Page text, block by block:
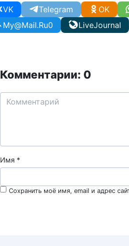
VK Telegram
OK
LiveJournal
My@Mail.Ru0
Комментарии: 0
Имя *
Сохранить моё имя, email и адрес